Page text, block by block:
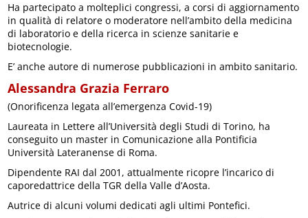
Ha partecipato a molteplici congressi, a corsi di aggiornamento
in qualità di relatore o moderatore nell’ambito della medicina
di laboratorio e della ricerca in scienze sanitarie e
biotecnologie.
E’ anche autore di numerose pubblicazioni in ambito sanitario.
Alessandra Grazia Ferraro
(Onorificenza legata all’emergenza Covid-19)
Laureata in Lettere all’Università degli Studi di Torino, ha
conseguito un master in Comunicazione alla Pontificia
Università Lateranense di Roma.
Dipendente RAI dal 2001, attualmente ricopre l’incarico di
caporedattrice della TGR della Valle d’Aosta.
Autrice di alcuni volumi dedicati agli ultimi Pontefici.